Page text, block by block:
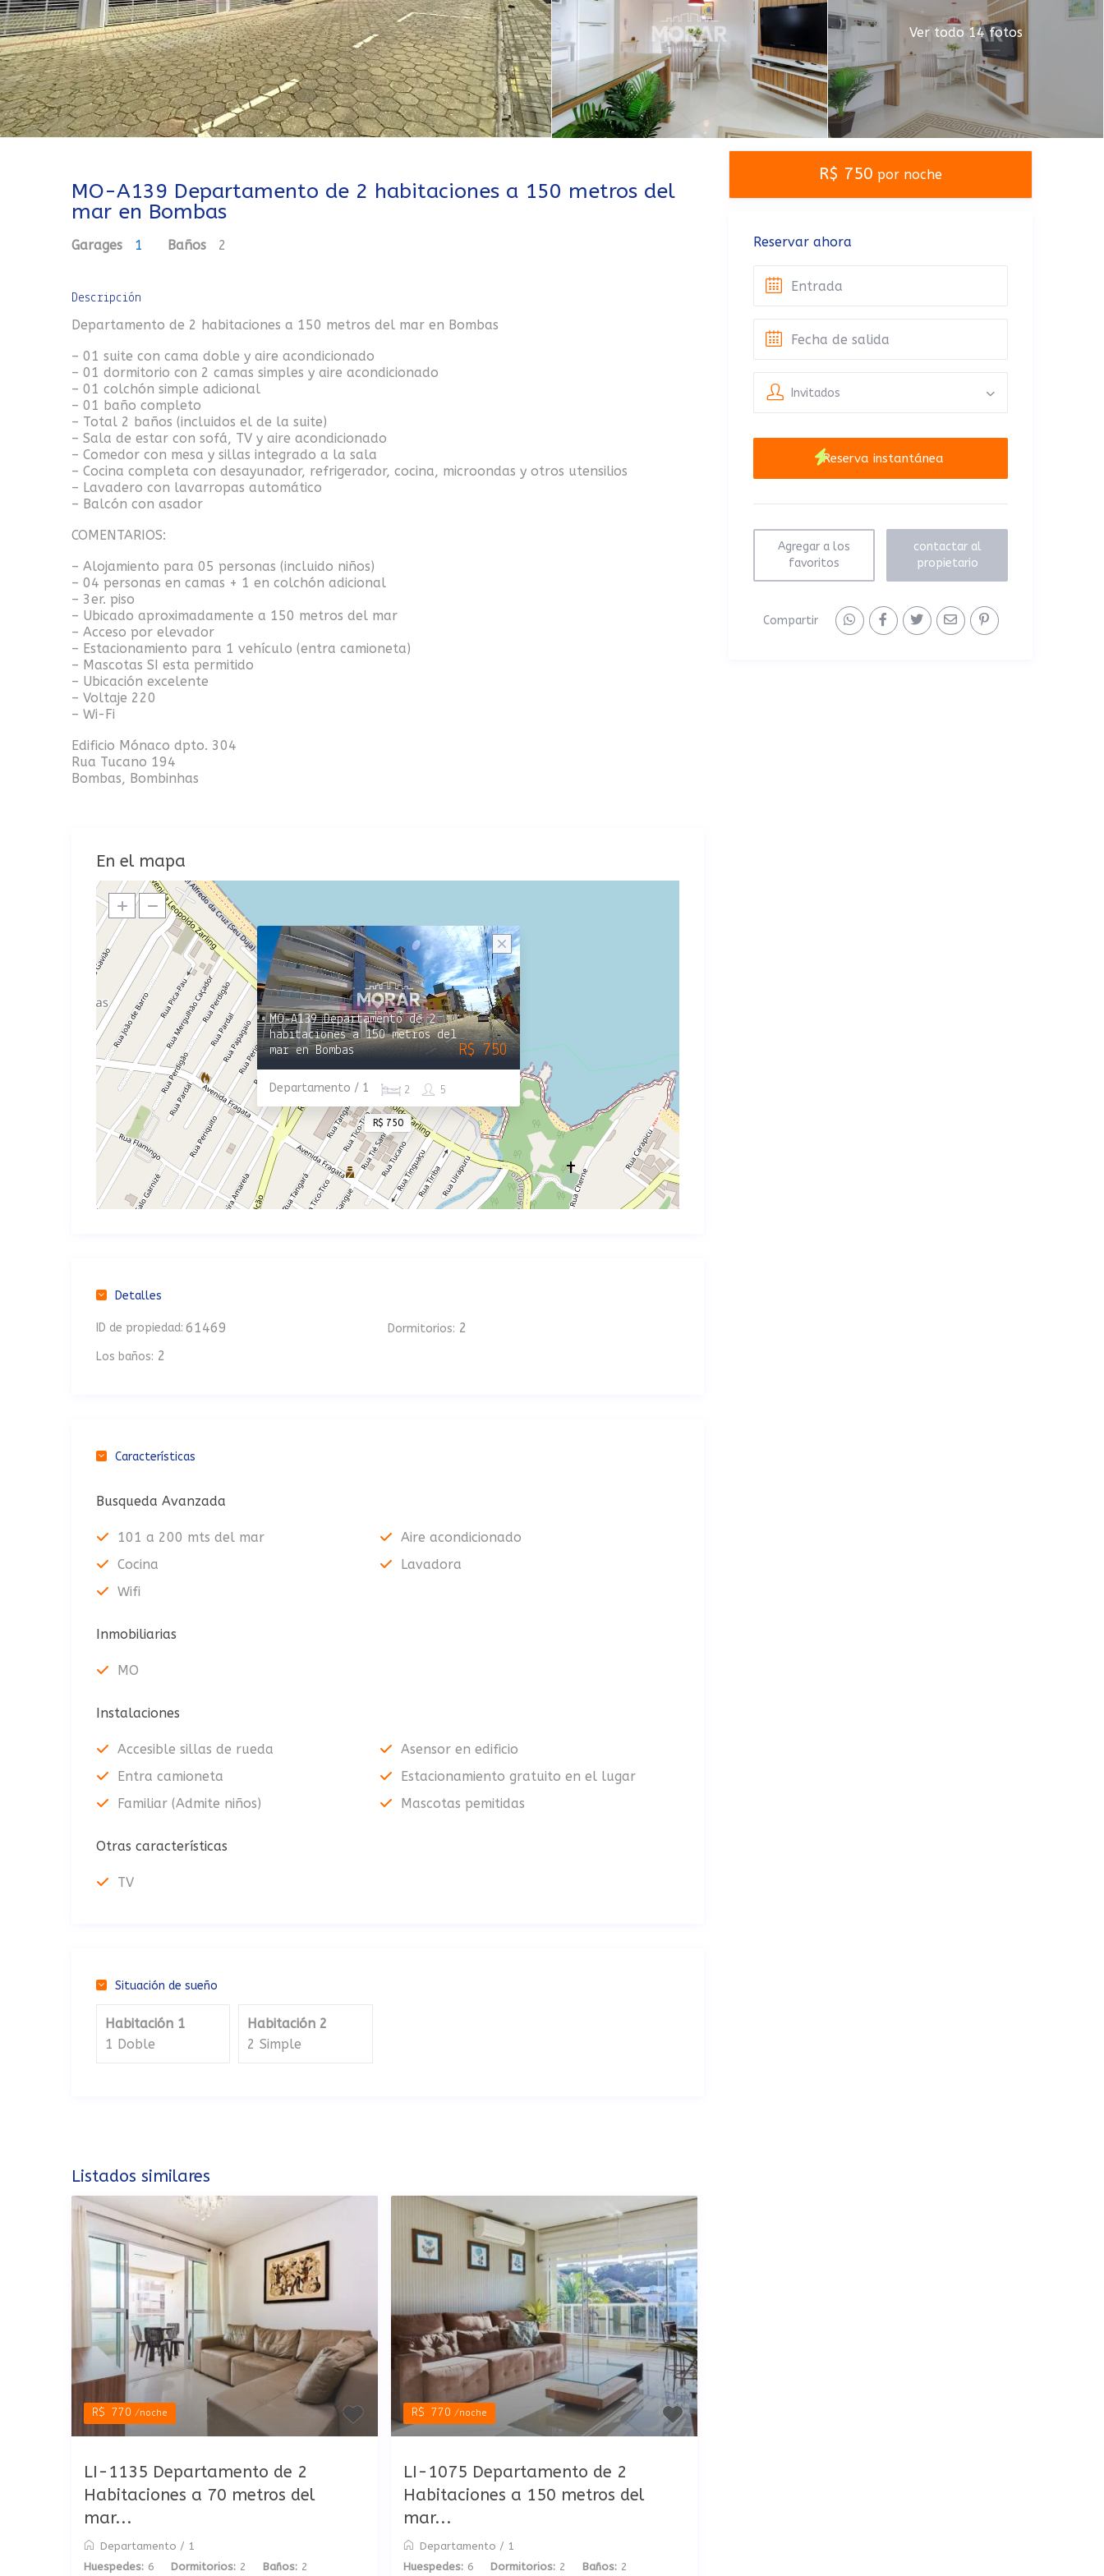
Ver todo 14 fotos
MO-A139 Departamento de 2 habitaciones a 150 metros del
mar en Bombas
Garages 1 Baños 2
Descripción
Departamento de 2 habitaciones a 150 metros del mar en Bombas
– 01 suite con cama doble y aire acondicionado
– 01 dormitorio con 2 camas simples y aire acondicionado
– 01 colchón simple adicional
– 01 baño completo
– Total 2 baños (incluidos el de la suite)
– Sala de estar con sofá, TV y aire acondicionado
– Comedor con mesa y sillas integrado a la sala
– Cocina completa con desayunador, refrigerador, cocina, microondas y otros utensilios
– Lavadero con lavarropas automático
– Balcón con asador
COMENTARIOS:
– Alojamiento para 05 personas (incluido niños)
– 04 personas en camas + 1 en colchón adicional
– 3er. piso
– Ubicado aproximadamente a 150 metros del mar
– Acceso por elevador
– Estacionamiento para 1 vehículo (entra camioneta)
– Mascotas SI esta permitido
– Ubicación excelente
– Voltaje 220
– Wi-Fi
Edificio Mónaco dpto. 304
Rua Tucano 194
Bombas, Bombinhas
En el mapa
R$ 750
MO-A139 Departamento de 2
habitaciones a 150 metros del
mar en Bombas
Departamento / 1 5
2
R$ 750
Detalles
ID de propiedad: 61469 Dormitorios: 2
Los baños: 2
Características
Busqueda Avanzada
101 a 200 mts del mar
Aire acondicionado
Cocina
Lavadora
Wifi
Inmobiliarias
MO
Instalaciones
Accesible sillas de rueda
Asensor en edificio
Entra camioneta
Estacionamiento gratuito en el lugar
Familiar (Admite niños)
Mascotas pemitidas
Otras características
TV
Situación de sueño
Habitación 1
1 Doble
Habitación 2
2 Simple
Listados similares
R$ 770/noche
LI-1135 Departamento de 2
Habitaciones a 70 metros del
mar...
Departamento / 1
Huespedes: 6 Dormitorios: 2 Baños: 2
R$ 770/noche
LI-1075 Departamento de 2
Habitaciones a 150 metros del
mar...
Departamento / 1
Huespedes: 6 Dormitorios: 2 Baños: 2
R$ 750 por noche
Reservar ahora
Invitados
Agregar a los
favoritos
contactar al
propietario
Compartir